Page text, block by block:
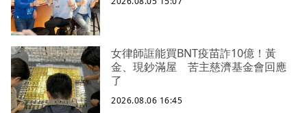
女律師誆能買BNT疫苗詐10億！黃
金、現鈔滿屋 苦主慈濟基金會回應
了
2026.08.06 16:45